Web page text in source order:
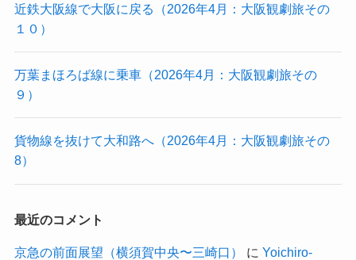
近鉄大阪線で大阪に戻る（2026年4月：大阪観劇旅その
１０）
万葉まほろば線に乗車（2026年4月：大阪観劇旅その
９）
貨物線を抜けて大和路へ（2026年4月：大阪観劇旅その
8）
最近のコメント
京急の前面展望（横須賀中央〜三崎口） に Yoichiro-